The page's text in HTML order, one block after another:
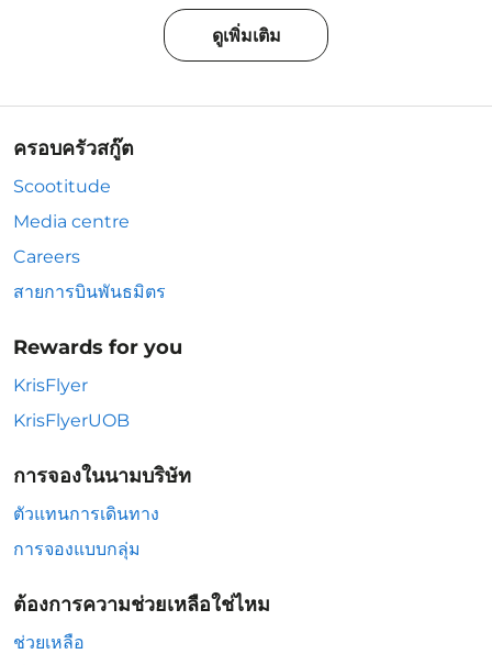
ดูเพิ่มเติม
ครอบครัวสกู๊ต
Scootitude
Media centre
Careers
สายการบินพันธมิตร
Rewards for you
KrisFlyer
KrisFlyerUOB
การจองในนามบริษัท
ตัวแทนการเดินทาง
การจองแบบกลุ่ม
ต้องการความช่วยเหลือใช่ไหม
ช่วยเหลือ